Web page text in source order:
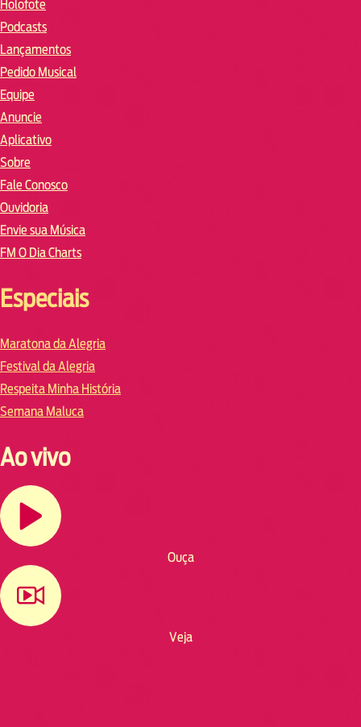
Holofote
Podcasts
Lançamentos
Pedido Musical
Equipe
Anuncie
Aplicativo
Sobre
Fale Conosco
Ouvidoria
Envie sua Música
FM O Dia Charts
Especiais
Maratona da Alegria
Festival da Alegria
Respeita Minha História
Semana Maluca
Ao vivo
Ouça
Veja